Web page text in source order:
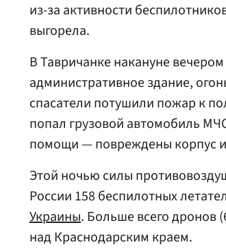
из-за активности
выгорела.
В Тавричанке накануне
административное здание,
спасатели потушили пожар к
попал грузовой автомобиль
помощи — повреждены корпус
Этой ночью силы
России 158 беспилотных
Украины. Больше всего дронов
над Краснодарским краем.